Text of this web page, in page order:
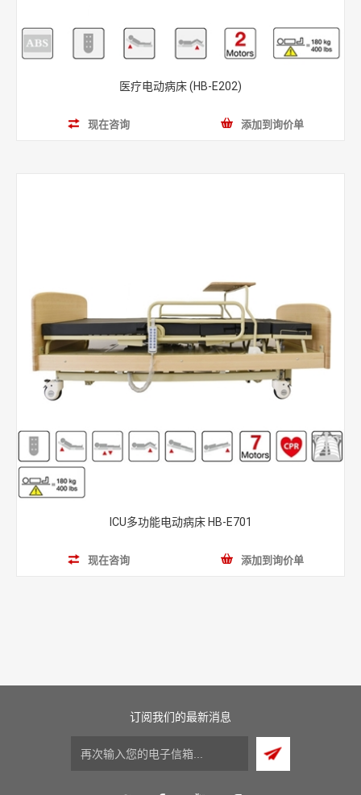
医疗电动病床 (HB-E202)
现在咨询 添加到询价单
ICU多功能电动病床 HB-E701
现在咨询 添加到询价单
订阅我们的最新消息